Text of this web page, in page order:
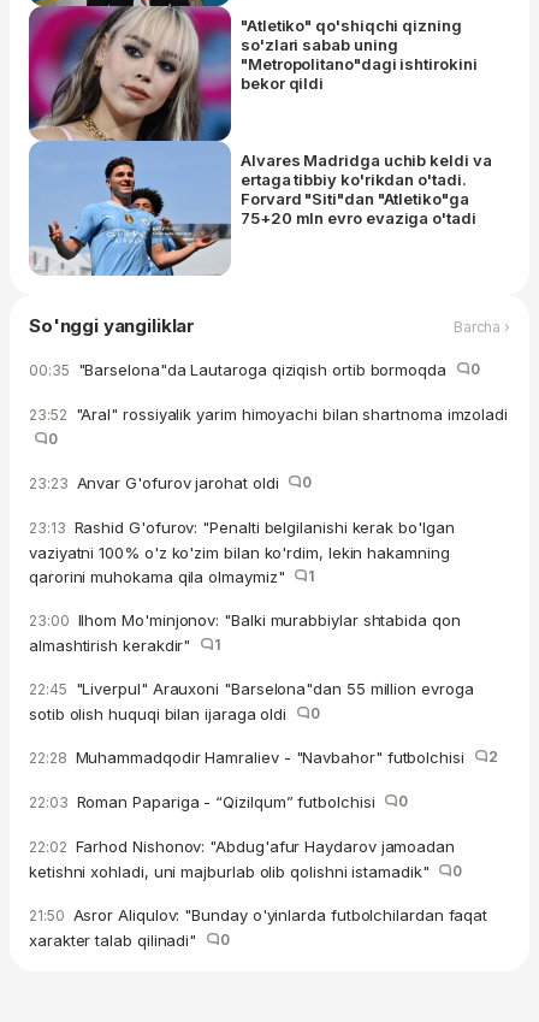
"Atletiko" qo'shiqchi qizning
so'zlari sabab uning
"Metropolitano"dagi ishtirokini
bekor qildi
Alvares Madridga uchib keldi va
ertaga tibbiy ko'rikdan o'tadi.
Forvard "Siti"dan "Atletiko"ga
75+20 mln evro evaziga o'tadi
So'nggi yangiliklar Barcha ›
00:35 "Barselona"da Lautaroga qiziqish ortib bormoqda 0
23:52 "Aral" rossiyalik yarim himoyachi bilan shartnoma imzoladi
0
23:23 Anvar G'ofurov jarohat oldi 0
23:13 Rashid G'ofurov: "Penalti belgilanishi kerak bo'lgan
vaziyatni 100% o'z ko'zim bilan ko'rdim, lekin hakamning
qarorini muhokama qila olmaymiz"
1
23:00 Ilhom Mo'minjonov: "Balki murabbiylar shtabida qon
almashtirish kerakdir"
1
22:45 "Liverpul" Arauxoni "Barselona"dan 55 million evroga
sotib olish huquqi bilan ijaraga oldi
0
22:28 Muhammadqodir Hamraliev - "Navbahor" futbolchisi 2
22:03 Roman Papariga - “Qizilqum” futbolchisi 0
22:02 Farhod Nishonov: "Abdug'afur Haydarov jamoadan
ketishni xohladi, uni majburlab olib qolishni istamadik"
0
21:50 Asror Aliqulov: "Bunday o'yinlarda futbolchilardan faqat
xarakter talab qilinadi"
0